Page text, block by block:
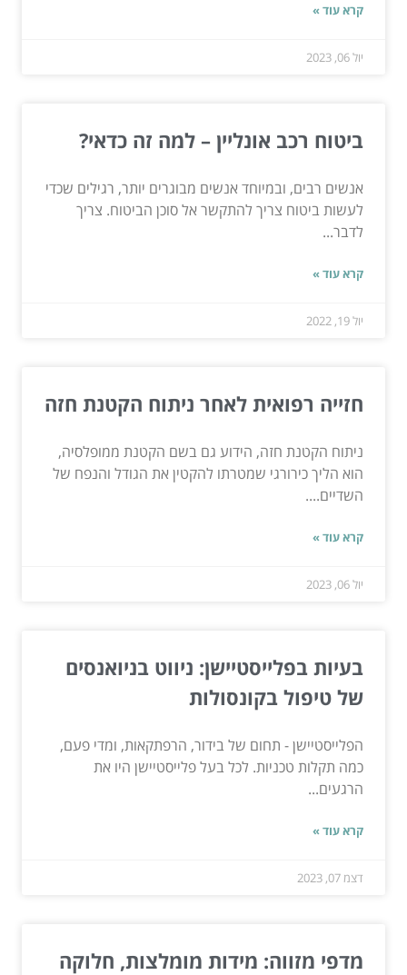
קרא עוד »
יול 06, 2023
ביטוח רכב אונליין – למה זה כדאי?
אנשים רבים, ובמיוחד אנשים מבוגרים יותר, רגילים שכדי
לעשות ביטוח צריך להתקשר אל סוכן הביטוח. צריך
לדבר...
קרא עוד »
יול 19, 2022
חזייה רפואית לאחר ניתוח הקטנת חזה
ניתוח הקטנת חזה, הידוע גם בשם הקטנת ממופלסיה,
הוא הליך כירורגי שמטרתו להקטין את הגודל והנפח של
השדיים....
קרא עוד »
יול 06, 2023
בעיות בפלייסטיישן: ניווט בניואנסים
של טיפול בקונסולות
הפלייסטיישן - תחום של בידור, הרפתקאות, ומדי פעם,
כמה תקלות טכניות. לכל בעל פלייסטיישן היו את
הרגעים...
קרא עוד »
דצמ 07, 2023
מדפי מזווה: מידות מומלצות, חלוקה